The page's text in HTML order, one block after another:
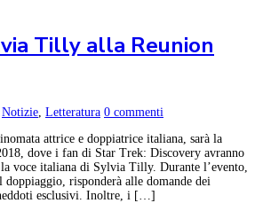
Tilly alla Reunion
Notizie, Letteratura 0 commenti
attrice e doppiatrice italiana, sarà la
dove i fan di Star Trek: Discovery avranno
voce italiana di Sylvia Tilly. Durante l’evento,
risponderà alle domande dei
esclusivi. Inoltre, i […]